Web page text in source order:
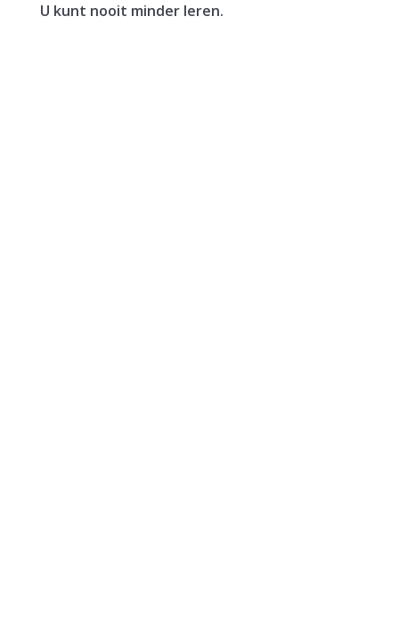
U kunt nooit minder leren.